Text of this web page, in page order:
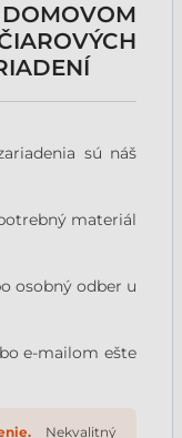
sú náš
materiál
osobný odber u
e-mailom ešte
Nekvalitný